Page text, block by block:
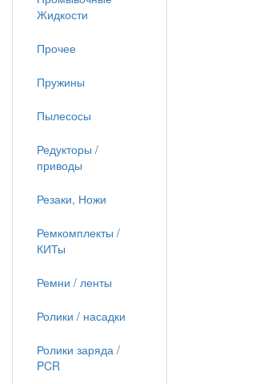
Жидкости
Прочее
Пружины
Пылесосы
Редукторы /
приводы
Резаки, Ножи
Ремкомплекты /
КИТы
Ремни / ленты
Ролики / насадки
Ролики заряда /
PCR